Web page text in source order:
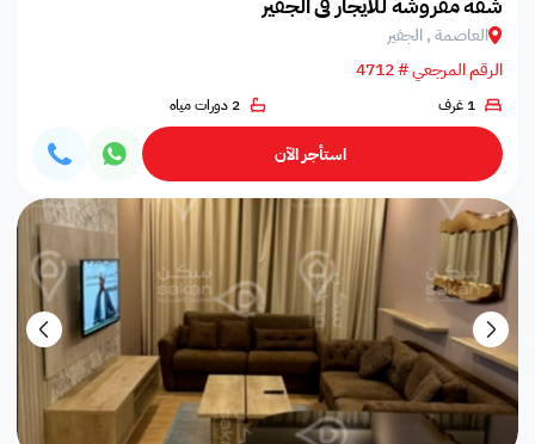
العاصمة , الجفير
الرقم المرجعي # 4712
1 غرف 2 دورات مياه
استأجر الآن